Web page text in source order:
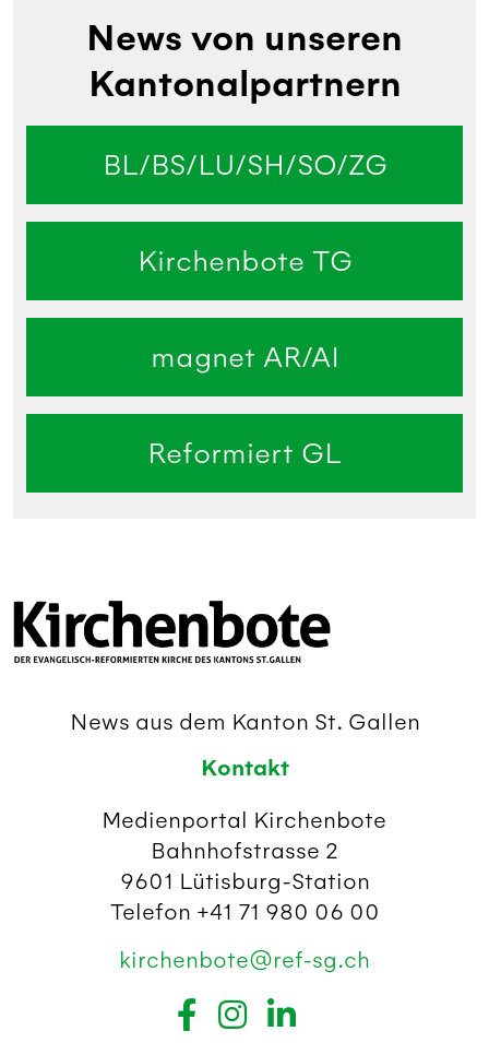
News von unseren
Kantonalpartnern
BL/BS/LU/SH/SO/ZG
Kirchenbote TG
magnet AR/AI
Reformiert GL
News aus dem Kanton St. Gallen
Kontakt
Medienportal Kirchenbote
Bahnhofstrasse 2
9601 Lütisburg-Station
Telefon +41 71 980 06 00
kirchenbote@ref-sg.ch